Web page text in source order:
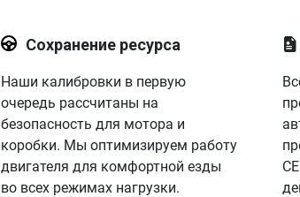
Сохранение ресурса
Наши калибровки в первую
очередь рассчитаны на
безопасность для мотора и
коробки. Мы оптимизируем работу
двигателя для комфортной езды
во всех режимах нагрузки.